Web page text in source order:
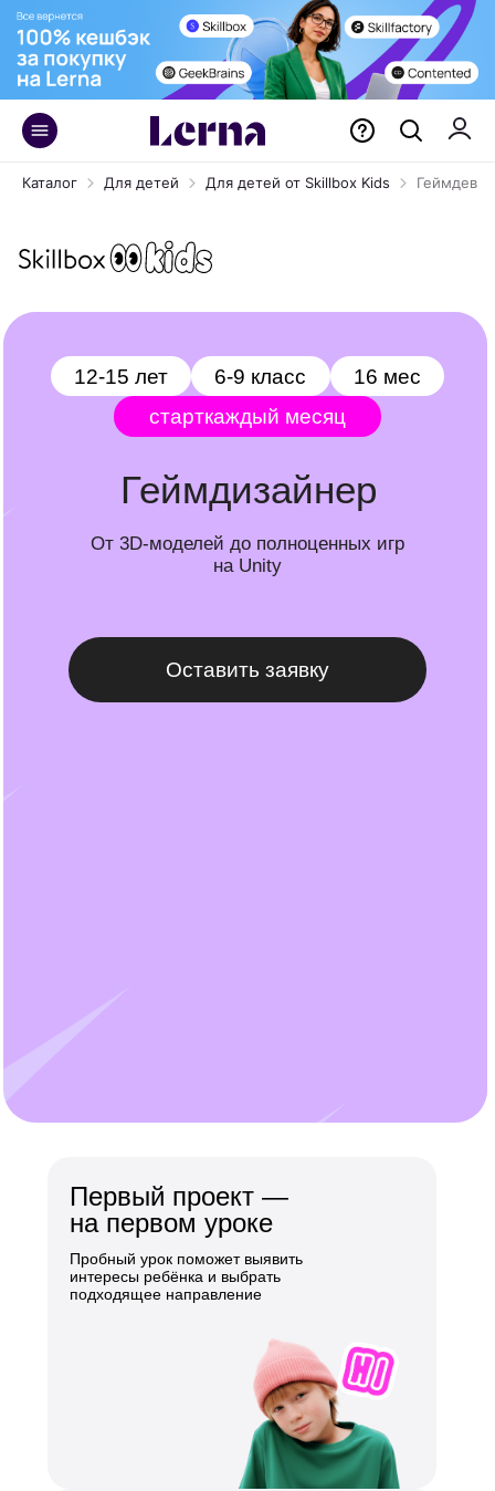
Каталог Для детей Для детей от Skillbox Kids Геймдев
Геймдизайнер
От 3D-моделей до полноценных игр
Оставить заявку
Первый проект —
на первом уроке
Пробный урок поможет выявить
интересы ребёнка и выбрать
подходящее направление